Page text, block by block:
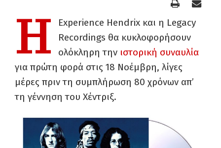
Η
Experience Hendrix και η Legacy
Recordings θα κυκλοφορήσουν
ολόκληρη την ιστορική συναυλία
για πρώτη φορά στις 18 Νοέμβρη, λίγες
μέρες πριν τη συμπλήρωση 80 χρόνων απ’
τη γέννηση του Χέντριξ.